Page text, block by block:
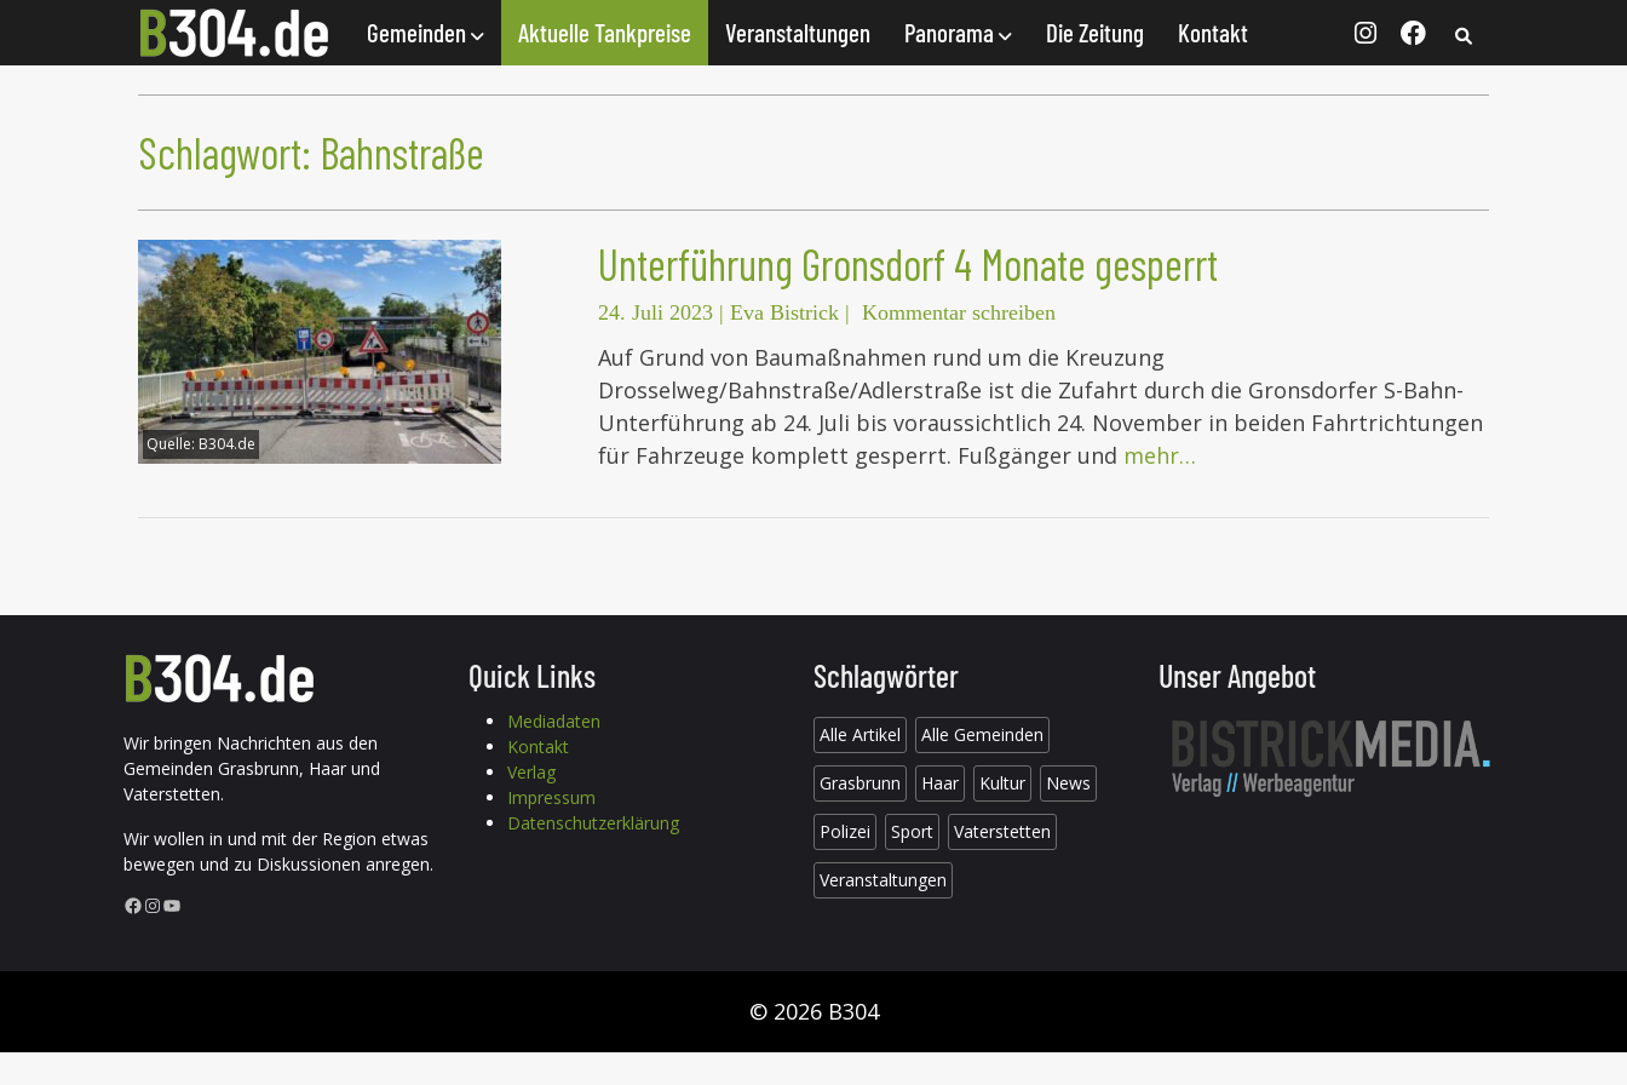
Gemeinden Aktuelle Tankpreise Veranstaltungen Panorama Die Zeitung Kontakt
Schlagwort: Bahnstraße
Quelle: B304.de
Unterführung Gronsdorf 4 Monate gesperrt
24. Juli 2023 | Eva Bistrick | Kommentar schreiben
Auf Grund von Baumaßnahmen rund um die Kreuzung
Drosselweg/Bahnstraße/Adlerstraße ist die Zufahrt durch die Gronsdorfer S-Bahn-
Unterführung ab 24. Juli bis voraussichtlich 24. November in beiden Fahrtrichtungen
für Fahrzeuge komplett gesperrt. Fußgänger und mehr…
Wir bringen Nachrichten aus den
Gemeinden Grasbrunn, Haar und
Vaterstetten.
Wir wollen in und mit der Region etwas
bewegen und zu Diskussionen anregen.
Facebook InstagramYouTube
Quick Links
Mediadaten
Kontakt
Verlag
Impressum
Datenschutzerklärung
Schlagwörter
Alle Artikel Alle Gemeinden
Grasbrunn Haar Kultur News
Polizei Sport Vaterstetten
Veranstaltungen
Unser Angebot
© 2026 B304